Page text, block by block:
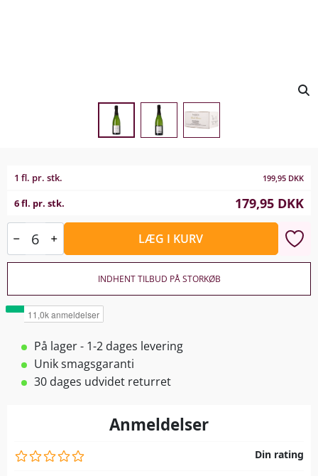
1 fl. pr. stk. 199,95 DKK
6 fl. pr. stk. 179,95 DKK
LÆG I KURV
INDHENT TILBUD PÅ STORKØB
På lager - 1-2 dages levering
Unik smagsgaranti
30 dages udvidet returret
Anmeldelser
Din rating